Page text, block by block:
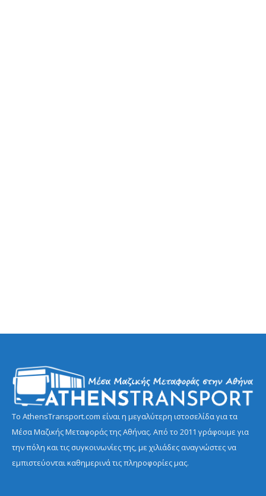
Το AthensTransport.com είναι η μεγαλύτερη ιστοσελίδα για τα
Μέσα Μαζικής Μεταφοράς της Αθήνας. Από το 2011 γράφουμε για
την πόλη και τις συγκοινωνίες της, με χιλιάδες αναγνώστες να
εμπιστεύονται καθημερινά τις πληροφορίες μας.